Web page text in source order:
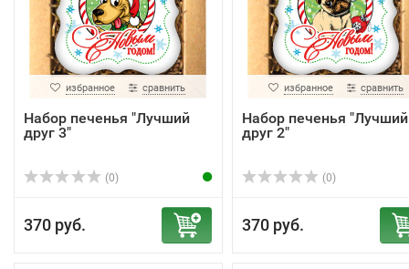
избранное сравнить
Набор печенья "Лучший
друг 3"
(0)
370 руб.
избранное сравнить
Набор печенья "Лучший
друг 2"
(0)
370 руб.